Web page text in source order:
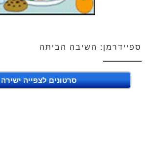
ספיידרמן: השיבה הביתה
סרטונים לצפייה ישירה